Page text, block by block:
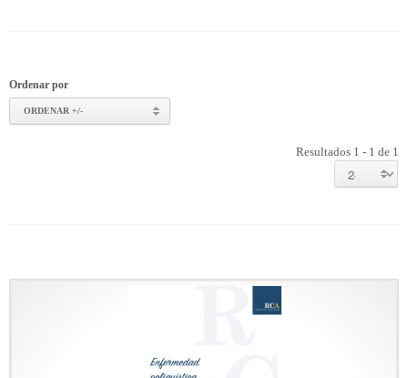
Ordenar por
ORDENAR +/-
Resultados 1 - 1 de 1